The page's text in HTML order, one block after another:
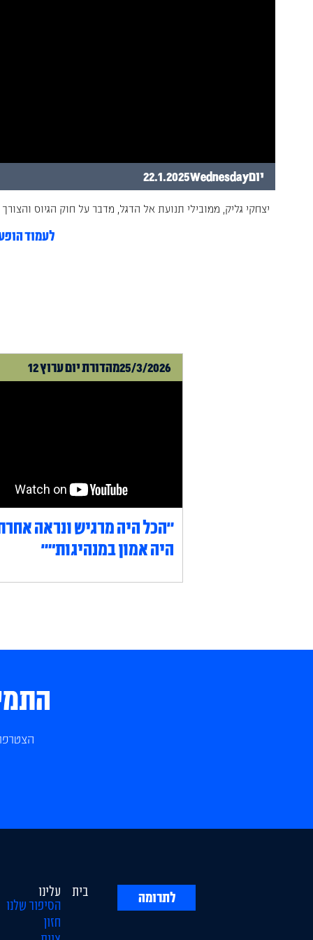
יוםWednesday
22.1.2025
יצחקי גליק, ממובילי תנועת אל הדגל, מדבר על חוק הגיוס והצורך
לעמוד
25/3/2026מהדורת יום ערוץ 12
"הכל היה מרגיש ונראה
היה אמון במנהיגות״"
בית
עלינו
הסיפור שלנו
חזון
לתרומה